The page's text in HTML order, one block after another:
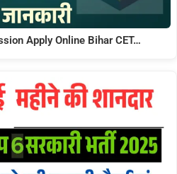
Apply Online Bihar CET…